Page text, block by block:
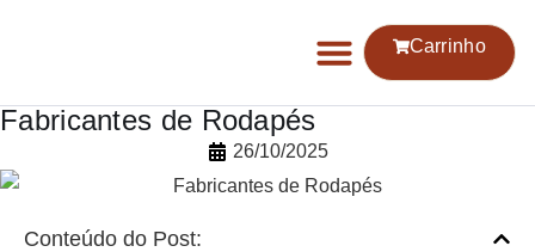
Carrinho
Fabricantes de Rodapés
26/10/2025
Conteúdo do Post: